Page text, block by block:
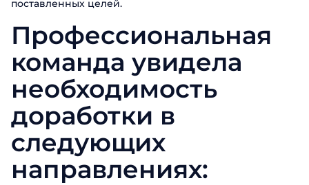
поставленных целей.
Профессиональная
команда увидела
необходимость
доработки в
следующих
направлениях: